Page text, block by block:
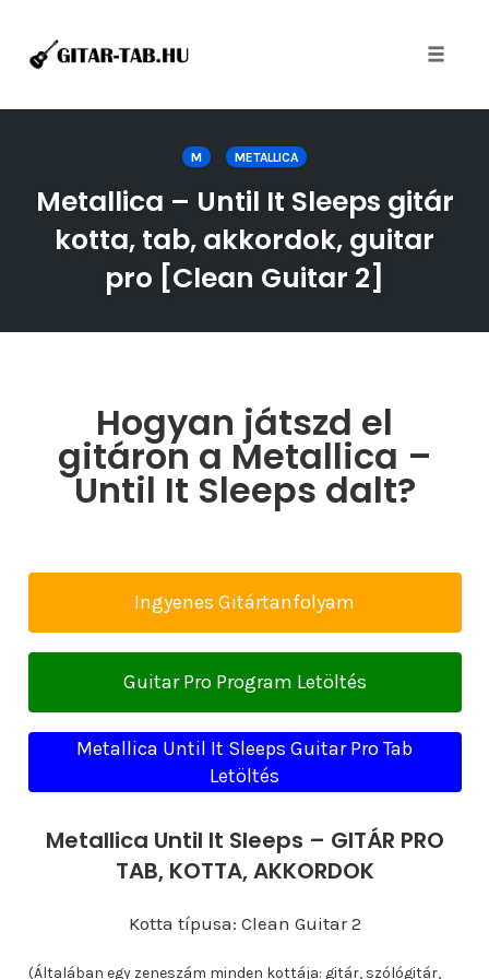
M METALLICA
Metallica – Until It Sleeps gitár
kotta, tab, akkordok, guitar
pro [Clean Guitar 2]
Hogyan játszd el
gitáron a Metallica –
Until It Sleeps dalt?
Ingyenes Gitártanfolyam
Guitar Pro Program Letöltés
Metallica Until It Sleeps Guitar Pro Tab
Letöltés
Metallica Until It Sleeps – GITÁR PRO
TAB, KOTTA, AKKORDOK
Kotta típusa: Clean Guitar 2
(Általában egy zeneszám minden kottája: gitár, szólógitár,